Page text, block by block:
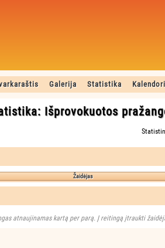
Galerija Statistika
Išprovokuotos
Žaidėjas
atnaujinamas kartą per parą. Į reitingą įtraukti